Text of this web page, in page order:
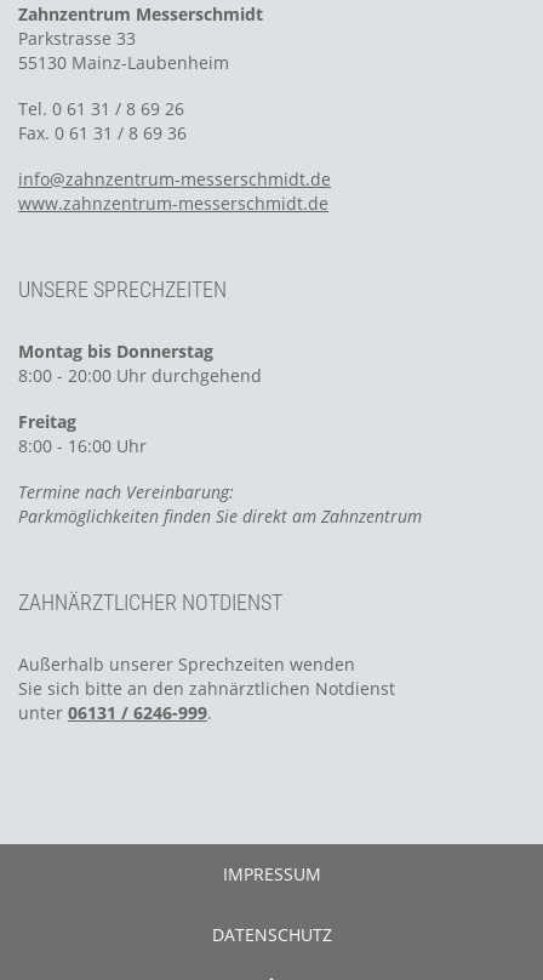
Zahnzentrum Messerschmidt
Parkstrasse 33
55130 Mainz-Laubenheim
Tel. 0 61 31 / 8 69 26
Fax. 0 61 31 / 8 69 36
info@zahnzentrum-messerschmidt.de
www.zahnzentrum-messerschmidt.de
UNSERE SPRECHZEITEN
Montag bis Donnerstag
8:00 - 20:00 Uhr durchgehend
Freitag
8:00 - 16:00 Uhr
Termine nach Vereinbarung:
Parkmöglichkeiten finden Sie direkt am Zahnzentrum
ZAHNÄRZTLICHER NOTDIENST
Außerhalb unserer Sprechzeiten wenden
Sie sich bitte an den zahnärztlichen Notdienst
unter 06131 / 6246-999.
IMPRESSUM
DATENSCHUTZ